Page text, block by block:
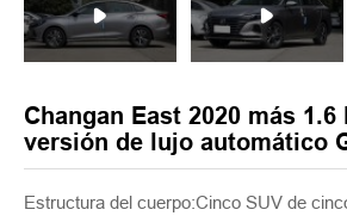
Changan East 2020 más
versión de lujo automático
Estructura del cuerpo:Cinco SUV de